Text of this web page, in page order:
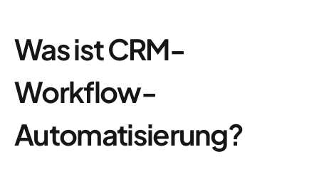
Was ist CRM-
Workflow-
Automatisierung?